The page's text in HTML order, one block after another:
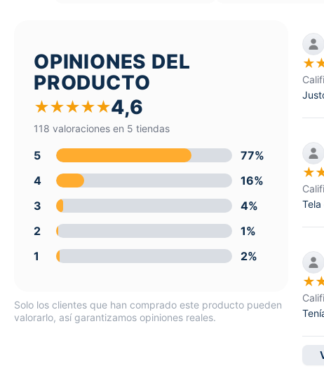
OPINIONES DEL
PRODUCTO
★★★★★4,6
118 valoraciones en 5 tiendas
5
77%
4
16%
3
4%
2
1%
1
2%
Solo los clientes que han comprado este producto pueden
valorarlo, así garantizamos opiniones reales.
★
★
★